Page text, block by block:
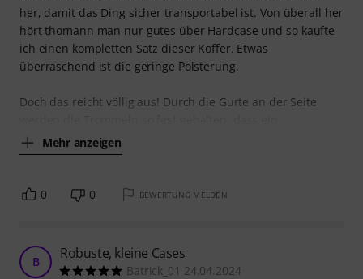
her, damit das Ding sicher transportabel ist. Von überall her
hört thomann man nur gutes über Hardcase und so kaufte
ich einen kompletten Satz dieser Koffer. Etwas
überraschend ist die geringe Polsterung.
Doch das reicht völlig aus! Durch die Gurte an der Seite
Mehr anzeigen
0 0 BEWERTUNG MELDEN
B Robuste, kleine Cases
Batrick_01 24.04.2024